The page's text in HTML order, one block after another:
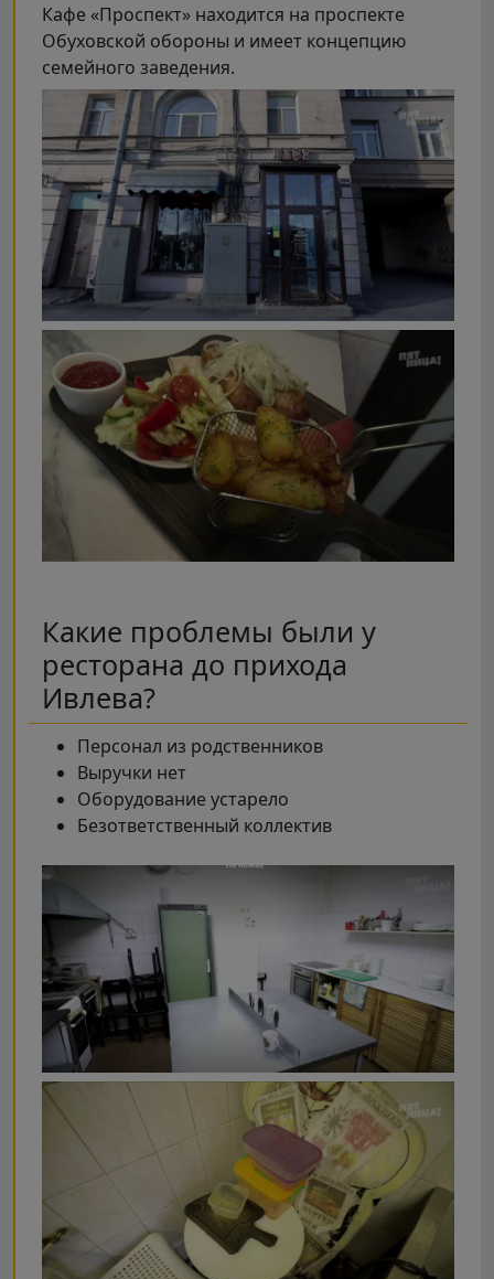
Кафе «Проспект» находится на проспекте
Обуховской обороны и имеет концепцию
семейного заведения.
Какие проблемы были у
ресторана до прихода
Ивлева?
Персонал из родственников
Выручки нет
Оборудование устарело
Безответственный коллектив